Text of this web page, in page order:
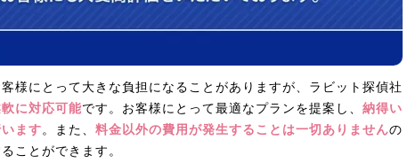
様にとって大きな負担になることがありますが、ラビット探偵社
に対応可能です。お客様にとって最適なプランを提案し、 納得い
ます。また、 料金以外の費用が発生することは一切ありませんの
ことができます。